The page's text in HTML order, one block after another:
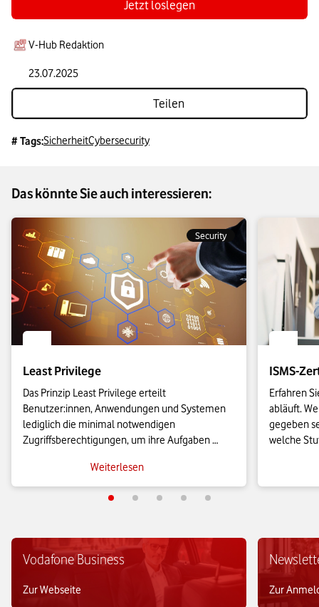
Jetzt loslegen
V-Hub Redaktion
23.07.2025
Teilen
# Tags:SicherheitCybersecurity
Das könnte Sie auch interessieren:
Security
Least Privilege
Das Prinzip Least Privilege erteilt
Benutzer:innen, Anwendungen und Systemen
lediglich die minimal notwendigen
Zugriffsberechtigungen, um ihre Aufgaben
Unternehmen die Angriffsfläche für
Cyberbedrohungen erheblich reduzieren.
Weiterlesen
ISMS-
Erfahren
abläuft.
gegeben
welche
Beitrag.
Vodafone Business
Zur Webseite Zur